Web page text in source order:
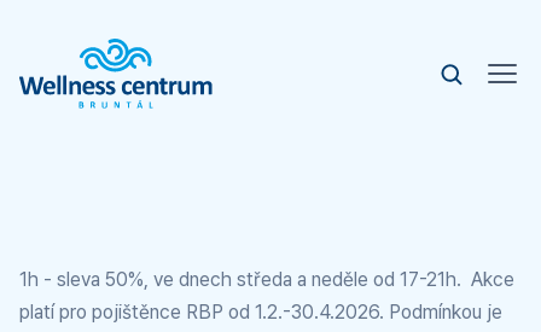
1h - sleva 50%, ve dnech středa a neděle od 17-21h. Akce
platí pro pojištěnce RBP od 1.2.-30.4.2026. Podmínkou je